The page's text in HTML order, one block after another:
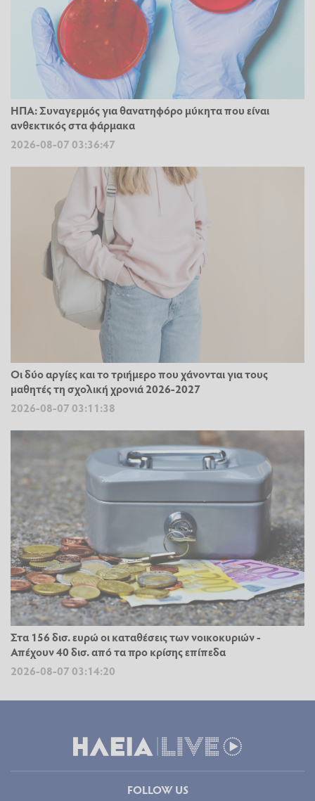
ΗΠΑ: Συναγερμός για θανατηφόρο μύκητα που είναι
ανθεκτικός στα φάρμακα
2026-08-07 03:36:47
Οι δύο αργίες και το τριήμερο που χάνονται για τους
μαθητές τη σχολική χρονιά 2026-2027
2026-08-07 03:11:38
Στα 156 δισ. ευρώ οι καταθέσεις των νοικοκυριών -
Απέχουν 40 δισ. από τα προ κρίσης επίπεδα
2026-08-07 03:14:20
FOLLOW US